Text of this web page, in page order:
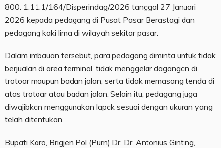
800. 1.11.1/164/Disperindag/2026 tanggal 27 Januari
2026 kepada pedagang di Pusat Pasar Berastagi dan
pedagang kaki lima di wilayah sekitar pasar.
Dalam imbauan tersebut, para pedagang diminta untuk tidak
berjualan di area terminal, tidak menggelar dagangan di
trotoar maupun badan jalan, serta tidak memasang tenda di
atas trotoar atau badan jalan. Selain itu, pedagang juga
diwajibkan menggunakan lapak sesuai dengan ukuran yang
telah ditentukan.
Bupati Karo, Brigjen Pol (Purn) Dr. Dr. Antonius Ginting,